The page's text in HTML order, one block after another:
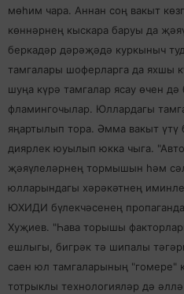
мөһим чара. Аннан соң вакыт
көннәрнең кыскара баруы да
беркадәр дәрәҗәдә куркыныч
тамгалары шоферларга да яхшы
шуңа күрә тамгалар ясау өчен
фламингочылар. Юллардагы
яңартылып тора. Әмма вакыт үтү
диярлек юуылып юкка чыга.
җәяүлеләрнең тормышын һәм
юлларындагы хәрәкәтнең
ЮХИДИ бүлекчәсенең
Хуҗиев. "Һава торышы
ешлыгы, бигрәк тә шипалы
саен юл тамгаларының "гомере"
тотрыклы технологияләр дә